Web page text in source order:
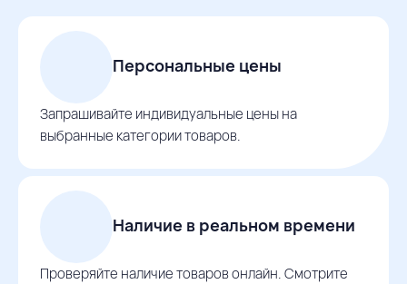
Персональные цены
Запрашивайте индивидуальные цены на
выбранные категории товаров.
Наличие в реальном времени
Проверяйте наличие товаров онлайн. Смотрите